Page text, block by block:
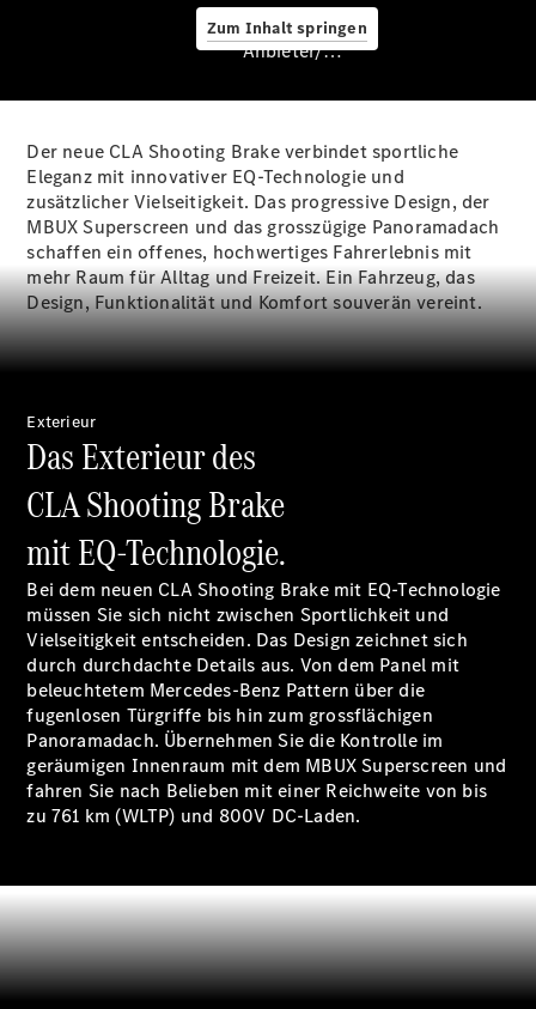
Zum Inhalt springen
Zubehör
Servicetermin
buchen
Digitale
Unterwegs
laden
Pannen- &
Unfallhilfe
Räder &
Reifen
Wartung,
Reparatur
&
Garantie
Übersicht
Reparatur
Anbieter/Datenschutz
Der neue CLA Shooting Brake verbindet sportliche
Eleganz mit innovativer EQ-Technologie und
zusätzlicher Vielseitigkeit. Das progressive Design, der
MBUX Superscreen und das grosszügige Panoramadach
schaffen ein offenes, hochwertiges Fahrerlebnis mit
mehr Raum für Alltag und Freizeit. Ein Fahrzeug, das
Design, Funktionalität und Komfort souverän vereint.
Exterieur
Das Exterieur des
CLA Shooting Brake
mit EQ-Technologie.
Bei dem neuen CLA Shooting Brake mit EQ-Technologie
müssen Sie sich nicht zwischen Sportlichkeit und
Vielseitigkeit entscheiden. Das Design zeichnet sich
durch durchdachte Details aus. Von dem Panel mit
beleuchtetem Mercedes-Benz Pattern über die
fugenlosen Türgriffe bis hin zum grossflächigen
Panoramadach. Übernehmen Sie die Kontrolle im
geräumigen Innenraum mit dem MBUX Superscreen und
fahren Sie nach Belieben mit einer Reichweite von bis
zu 761 km (WLTP) und 800V DC-Laden.